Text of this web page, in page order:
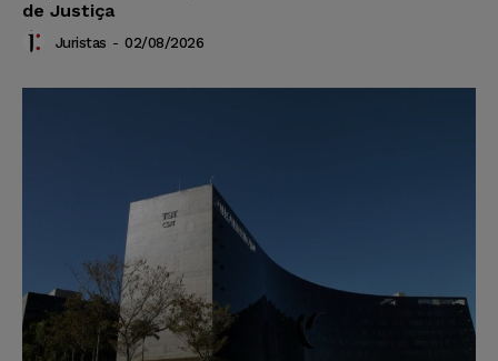
de Justiça
Juristas - 02/08/2026